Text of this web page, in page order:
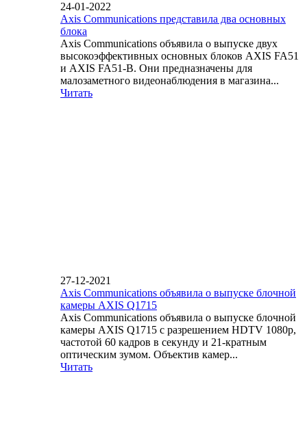
24-01-2022
Axis Communications представила два основных
блока
Axis Communications объявила о выпуске двух
высокоэффективных основных блоков AXIS FA51
и AXIS FA51-B. Они предназначены для
малозаметного видеонаблюдения в магазина...
Читать
27-12-2021
Axis Communications объявила о выпуске блочной
камеры AXIS Q1715
Axis Communications объявила о выпуске блочной
камеры AXIS Q1715 с разрешением HDTV 1080p,
частотой 60 кадров в секунду и 21-кратным
оптическим зумом. Объектив камер...
Читать